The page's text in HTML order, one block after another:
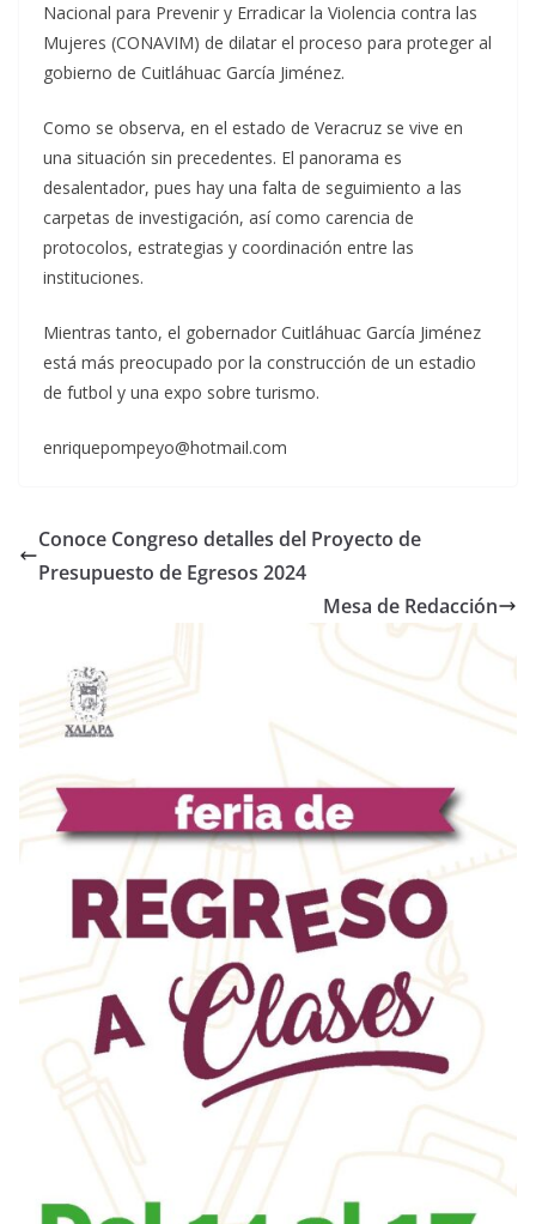
Nacional para Prevenir y Erradicar la Violencia contra las
Mujeres (CONAVIM) de dilatar el proceso para proteger al
gobierno de Cuitláhuac García Jiménez.
Como se observa, en el estado de Veracruz se vive en
una situación sin precedentes. El panorama es
desalentador, pues hay una falta de seguimiento a las
carpetas de investigación, así como carencia de
protocolos, estrategias y coordinación entre las
instituciones.
Mientras tanto, el gobernador Cuitláhuac García Jiménez
está más preocupado por la construcción de un estadio
de futbol y una expo sobre turismo.
enriquepompeyo@hotmail.com
Conoce Congreso detalles del Proyecto de
Presupuesto de Egresos 2024
Mesa de Redacción